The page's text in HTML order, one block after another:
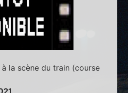
la scène du train (course